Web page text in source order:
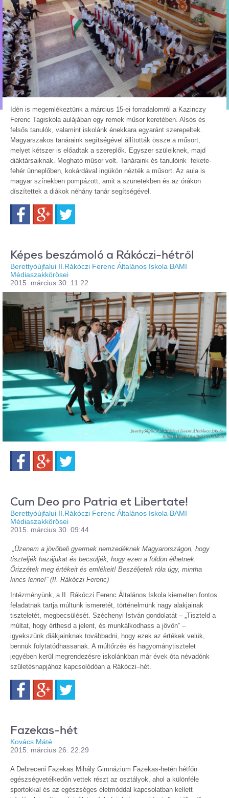
Idén is megemlékeztünk a március 15-ei forradalomról a Kazinczy
Ferenc Tagiskola aulájában egy remek műsor keretében. Alsós és
felsős tanulók, valamint iskolánk énekkara egyaránt szerepeltek.
Magyarszakos tanáraink segítségével állították össze a műsort,
melyet kétszer is előadtak a szereplők. Egyszer szüleiknek, majd
diáktársaiknak. Megható műsor volt. Tanáraink és tanulóink fekete-
fehér ünneplőben, kokárdával ingükön nézték a műsort. Az aula is
magyar színekben pompázott, amit a szünetekben és az órákon
díszítettek a diákok néhány tanár segítségével.
FacebookGoogle+
Képes beszámoló a Rákóczi-hétről
Berettyóújfalui II.Rákóczi Ferenc Általános Iskola BAMI
Médiaszakkörösei
2015. március 30. 11:22
FacebookGoogle+
Cum Deo pro Patria et Libertate!
Berettyóújfalui II.Rákóczi Ferenc Általános Iskola BAMI
Médiaszakkörösei
2015. március 30. 09:44
„Üzenem a jövőbeli gyermek nemzedéknek Magyarországon, hogy
tiszteljék hazájukat és becsüljék, hogy ezen a földön élhetnek.
Őrizzétek meg értékeit és emlékeit! Beszéljetek róla úgy, mintha
kincs lenne!”(II. Rákóczi Ferenc)
Intézményünk, a II. Rákóczi Ferenc Általános Iskola kiemelten fontos
feladatnak tartja múltunk ismeretét, történelmünk nagy alakjainak
tiszteletét, megbecsülését. Széchenyi István gondolatát – „Tiszteld a
múltat, hogy érthesd a jelent, és munkálkodhass a jövőn” –
igyekszünk diákjainknak továbbadni, hogy ezek az értékek velük,
bennük folytatódhassanak. A múltőrzés és hagyománytisztelet
jegyében kerül megrendezésre iskolánkban már évek óta névadónk
születésnapjához kapcsolódóan a Rákóczi–hét.
FacebookGoogle+
Fazekas-hét
Kovács Máté
2015. március 26. 22:29
A Debreceni Fazekas Mihály Gimnázium Fazekas-hetén hétfőn
egészségvetélkedőn vettek részt az osztályok, ahol a különféle
sportokkal és az egészséges életmóddal kapcsolatban kellett